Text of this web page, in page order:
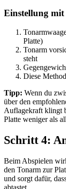
Einstellung
Platte)
Tonarm
steht
Diese
Tipp: Wenn du
über den
Auflagekraft klingt
Platte weniger als
Schritt 4:
Beim Abspielen
den Tonarm zur
und sorgt dafür,
abtastet.